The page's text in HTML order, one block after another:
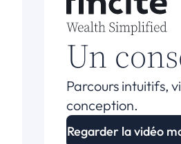
Un
Parcours intuitifs,
conception.
Regarder la vidéo